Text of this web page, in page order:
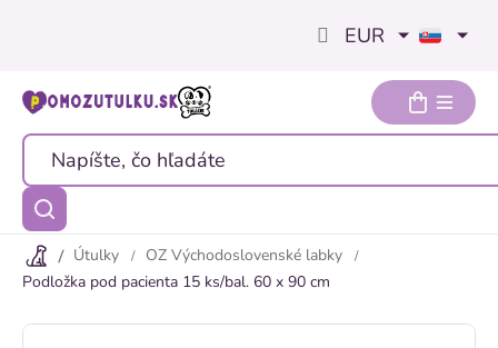
EUR
Útulky
OZ Východoslovenské labky
Podložka pod pacienta 15 ks/bal. 60 x 90 cm